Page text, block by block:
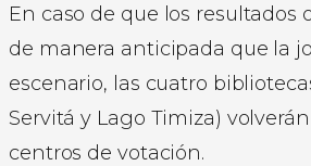
En caso de que los resultados
de manera anticipada que la
escenario, las cuatro
Servitá y Lago Timiza)
centros de votación.